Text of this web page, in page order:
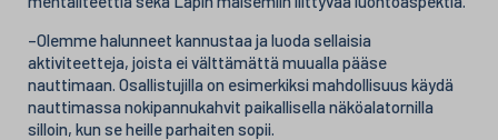
–Olemme halunneet kannustaa ja luoda sellaisia
aktiviteetteja, joista ei välttämättä muualla pääse
nauttimaan. Osallistujilla on esimerkiksi mahdollisuus käydä
nauttimassa nokipannukahvit paikallisella näköalatornilla
silloin, kun se heille parhaiten sopii.